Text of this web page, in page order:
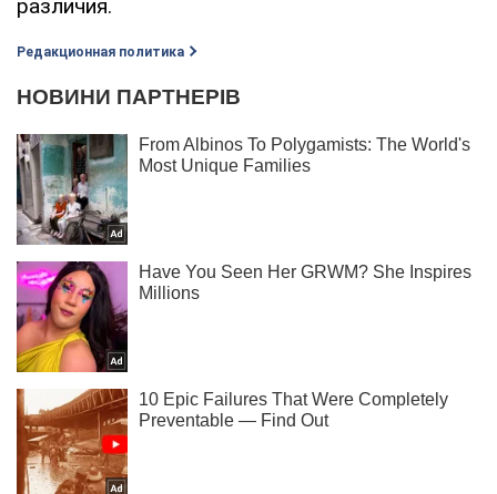
различия.
Редакционная политика